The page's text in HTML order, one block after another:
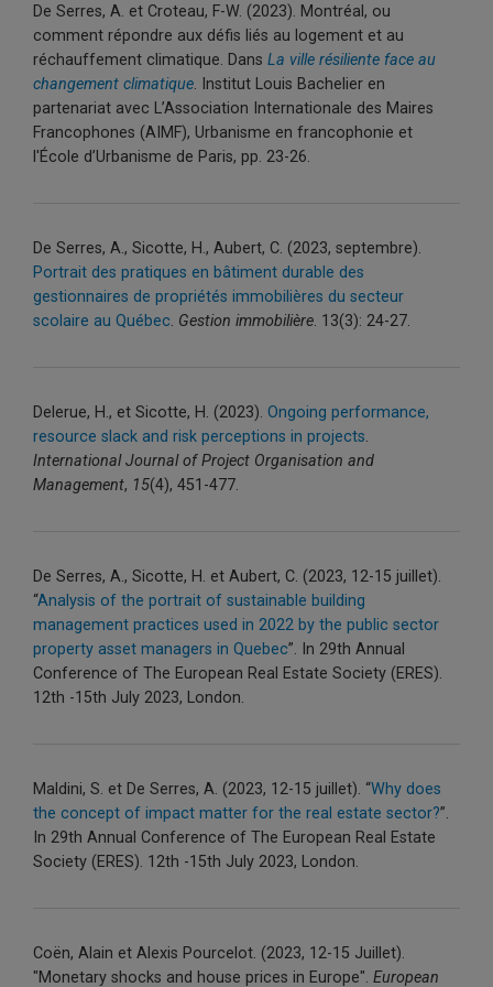
De Serres, A. et Croteau, F-W. (2023). Montréal, ou
comment répondre aux défis liés au logement et au
réchauffement climatique. Dans La ville résiliente face au
changement climatique. Institut Louis Bachelier en
partenariat avec L’Association Internationale des Maires
Francophones (AIMF), Urbanisme en francophonie et
l'École d’Urbanisme de Paris, pp. 23-26.
De Serres, A., Sicotte, H., Aubert, C. (2023, septembre).
Portrait des pratiques en bâtiment durable des
gestionnaires de propriétés immobilières du secteur
scolaire au Québec. Gestion immobilière. 13(3): 24-27.
Delerue, H., et Sicotte, H. (2023). Ongoing performance,
resource slack and risk perceptions in projects.
International Journal of Project Organisation and
Management, 15(4), 451-477.
De Serres, A., Sicotte, H. et Aubert, C. (2023, 12-15 juillet).
“Analysis of the portrait of sustainable building
management practices used in 2022 by the public sector
property asset managers in Quebec”. In 29th Annual
Conference of The European Real Estate Society (ERES).
12th -15th July 2023, London.
Maldini, S. et De Serres, A. (2023, 12-15 juillet). “Why does
the concept of impact matter for the real estate sector?”.
In 29th Annual Conference of The European Real Estate
Society (ERES). 12th -15th July 2023, London.
Coën, Alain et Alexis Pourcelot. (2023, 12-15 Juillet).
"Monetary shocks and house prices in Europe". European